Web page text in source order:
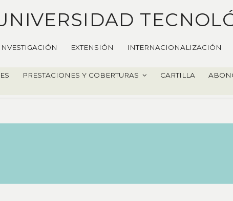
INVESTIGACIÓN EXTENSIÓN INTERNACIONALIZACIÓN
PRESTACIONES Y COBERTURAS CARTILLA